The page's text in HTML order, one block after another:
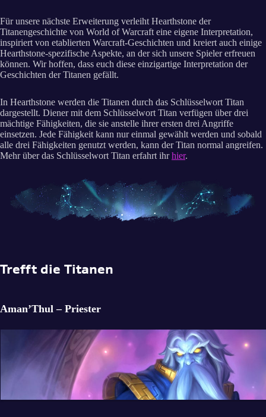
Für unsere nächste Erweiterung verleiht Hearthstone der
Titanengeschichte von World of Warcraft eine eigene Interpretation,
inspiriert von etablierten Warcraft-Geschichten und kreiert auch einige
Hearthstone-spezifische Aspekte, an der sich unsere Spieler erfreuen
können. Wir hoffen, dass euch diese einzigartige Interpretation der
Geschichten der Titanen gefällt.
In Hearthstone werden die Titanen durch das Schlüsselwort Titan
dargestellt. Diener mit dem Schlüsselwort Titan verfügen über drei
mächtige Fähigkeiten, die sie anstelle ihrer ersten drei Angriffe
einsetzen. Jede Fähigkeit kann nur einmal gewählt werden und sobald
alle drei Fähigkeiten genutzt werden, kann der Titan normal angreifen.
Mehr über das Schlüsselwort Titan erfahrt ihrhier.
Trefft die Titanen
Aman’Thul – Priester